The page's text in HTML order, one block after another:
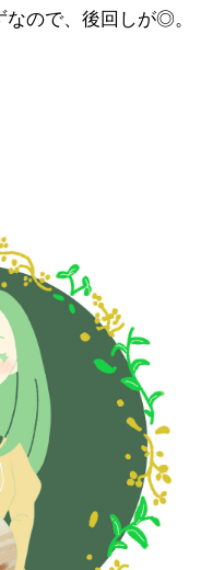
ので、後回しが◎。